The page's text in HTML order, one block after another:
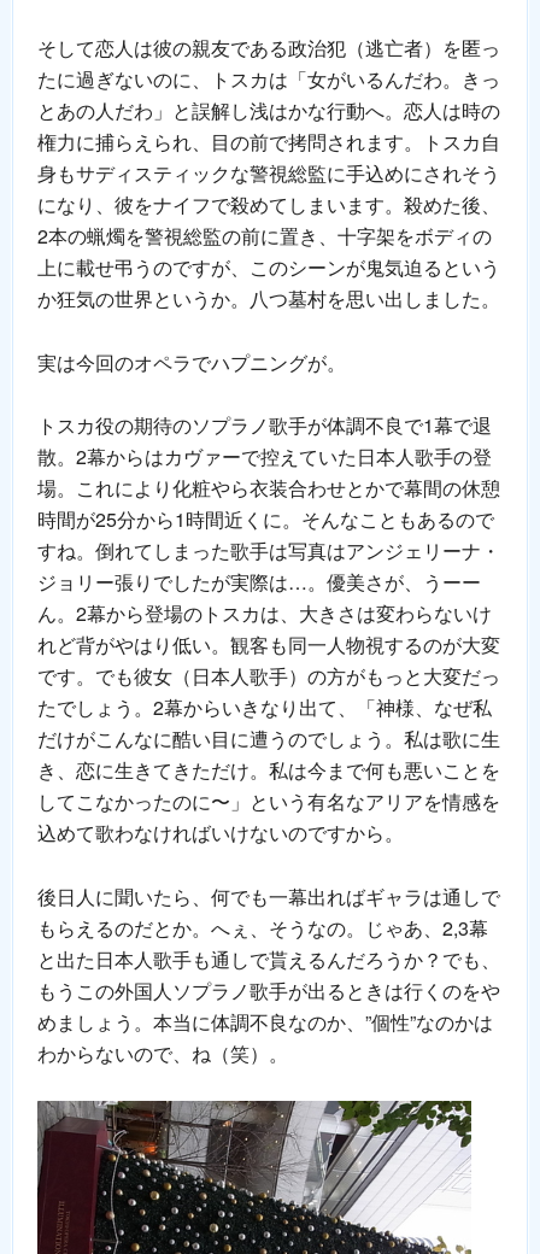
そして恋人は彼の親友である政治犯（逃亡者）を匿っ
たに過ぎないのに、トスカは「女がいるんだわ。きっ
とあの人だわ」と誤解し浅はかな行動へ。恋人は時の
権力に捕らえられ、目の前で拷問されます。トスカ自
身もサディスティックな警視総監に手込めにされそう
になり、彼をナイフで殺めてしまいます。殺めた後、
2本の蝋燭を警視総監の前に置き、十字架をボディの
上に載せ弔うのですが、このシーンが鬼気迫るという
か狂気の世界というか。八つ墓村を思い出しました。
実は今回のオペラでハプニングが。
トスカ役の期待のソプラノ歌手が体調不良で1幕で退
散。2幕からはカヴァーで控えていた日本人歌手の登
場。これにより化粧やら衣装合わせとかで幕間の休憩
時間が25分から1時間近くに。そんなこともあるので
すね。倒れてしまった歌手は写真はアンジェリーナ・
ジョリー張りでしたが実際は…。優美さが、うーー
ん。2幕から登場のトスカは、大きさは変わらないけ
れど背がやはり低い。観客も同一人物視するのが大変
です。でも彼女（日本人歌手）の方がもっと大変だっ
たでしょう。2幕からいきなり出て、「神様、なぜ私
だけがこんなに酷い目に遭うのでしょう。私は歌に生
き、恋に生きてきただけ。私は今まで何も悪いことを
してこなかったのに〜」という有名なアリアを情感を
込めて歌わなければいけないのですから。
後日人に聞いたら、何でも一幕出ればギャラは通しで
もらえるのだとか。へぇ、そうなの。じゃあ、2,3幕
と出た日本人歌手も通しで貰えるんだろうか？でも、
もうこの外国人ソプラノ歌手が出るときは行くのをや
めましょう。本当に体調不良なのか、”個性”なのかは
わからないので、ね（笑）。